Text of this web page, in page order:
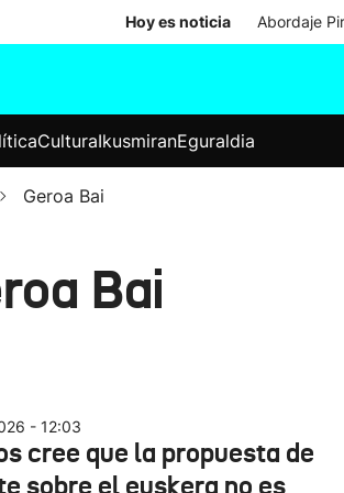
Hoy es noticia Abordaje
Elecciones
CulturaIkusmiranEguraldia
Geroa Bai
Bai
- 12:03
cree que la propuesta de
sobre el euskera no es